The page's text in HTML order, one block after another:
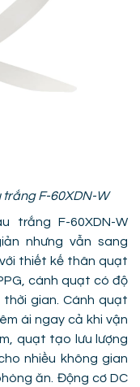
F-60XDN-W
trắng F-60XDN-W
nhưng vẫn sang
thiết kế thân quạt
cánh quạt có độ
gian. Cánh quạt
ái ngay cả khi vận
quạt tạo lưu lượng
nhiều không gian
ăn. Động cơ DC